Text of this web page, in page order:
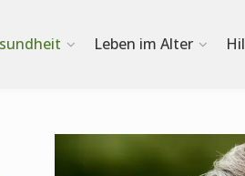
Leben im Alter